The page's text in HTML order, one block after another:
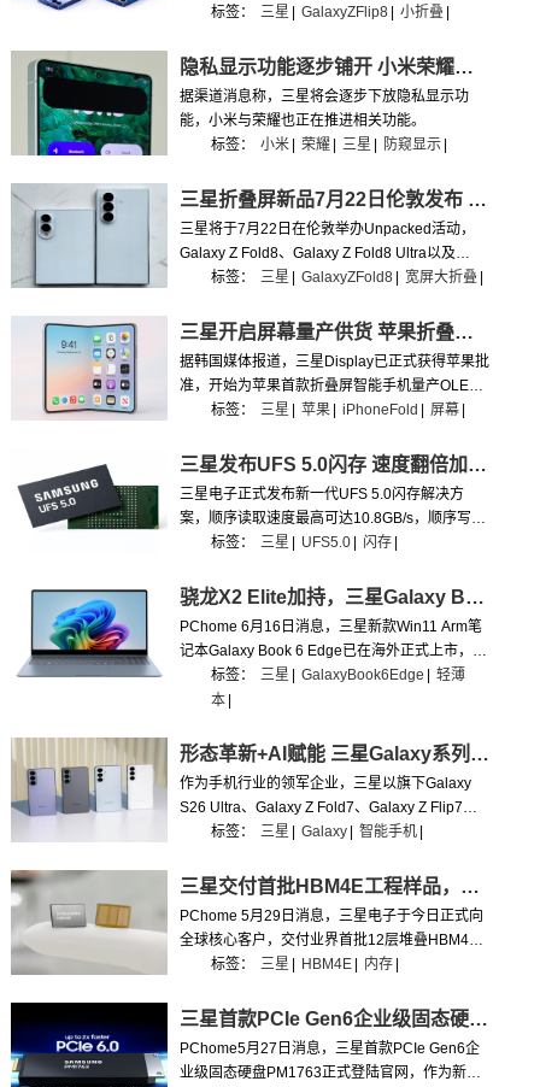
列的最后一代产品。而不止三星，整个小折叠屏
标签： 三星 GalaxyZFlip8 小折叠
隐私显示功能逐步铺开 小米荣耀均在测试推进
据渠道消息称，三星将会逐步下放隐私显示功
能，小米与荣耀也正在推进相关功能。
标签：
小米 荣耀 三星 防窥显示
三星折叠屏新品7月22日伦敦发布 新增宽屏大折
三星将于7月22日在伦敦举办Unpacked活动，
Galaxy Z Fold8、Galaxy Z Fold8 Ultra以及
Galaxy Z Flip8三款折叠屏新机一同发布，Fold8
标签： 三星 GalaxyZFold8 宽屏大折叠
三星开启屏幕量产供货 苹果折叠手机9月发布
据韩国媒体报道，三星Display已正式获得苹果批
准，开始为苹果首款折叠屏智能手机量产OLED
显示模组。这意味着苹果折叠屏手机的发布进程
期发布。
标签： 三星 苹果 iPhoneFold 屏幕
三星发布UFS 5.0闪存 速度翻倍加载速度更快
三星电子正式发布新一代UFS 5.0闪存解决方
案，顺序读取速度最高可达10.8GB/s，顺序写入
速度最高达9.5GB/s，两项指标均达到上一代
标签： 三星 UFS5.0 闪存
骁龙X2 Elite加持，三星Galaxy Book 6 Edge海外上市
​PChome 6月16日消息，三星新款Win11 Arm笔
记本Galaxy Book 6 Edge已在海外正式上市，搭
载高通骁龙X2 Elite处理器，属于微软Copilot+
PC阵营，主打极致轻薄、超长续航与AI生产力，
标签： 三星 GalaxyBook6Edge
轻薄
本
形态革新+AI赋能 三星Galaxy系列引领智能手机创新格局
作为手机行业的领军企业，三星以旗下Galaxy
S26 Ultra、Galaxy Z Fold7、Galaxy Z Flip7等
多款旗舰产品，完整覆盖直板全能旗舰、大屏折
人群、全场景的产品体系。
标签： 三星 Galaxy 智能手机
三星交付首批HBM4E工程样品，领跑AI高带宽内存赛道
PChome 5月29日消息，三星电子于今日正式向
全球核心客户，交付业界首批12层堆叠HBM4E
内存工程样品，进一步稳固自身在AI存储芯片领
标签： 三星 HBM4E 内存
三星首款PCIe Gen6企业级固态硬盘PM1763登陆官网
PChome5月27日消息，三星首款PCIe Gen6企
业级固态硬盘PM1763正式登陆官网，作为新一